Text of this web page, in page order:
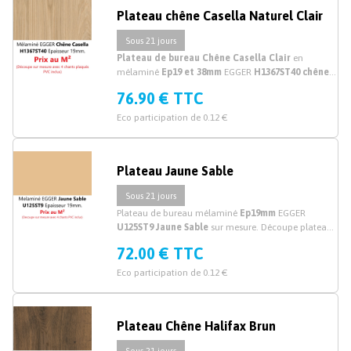
Sous 21 jours
Plateau chêne Casella Naturel Clair
Plateau de bureau Chêne Casella Clair en
mélaminé Ep19 et 38mm EGGER H1367ST40 chêne
et dessus de bureau mélaminé sur mesure en ligne
76.90 € TTC
Eco participation de 0.12 €
Sous 21 jours
Plateau Jaune Sable
Plateau de bureau mélaminé Ep19mm EGGER
U125ST9 Jaune Sable sur mesure. Découpe plateau
72.00 € TTC
Eco participation de 0.12 €
Plateau Chêne Halifax Brun